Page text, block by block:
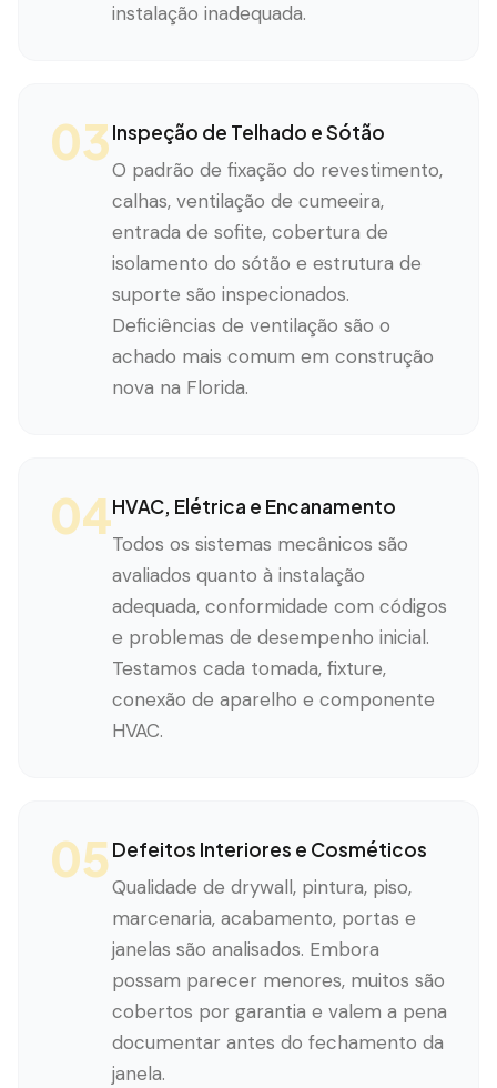
instalação inadequada.
03Inspeção de Telhado e Sótão
O padrão de fixação do revestimento,
calhas, ventilação de cumeeira,
entrada de sofite, cobertura de
isolamento do sótão e estrutura de
suporte são inspecionados.
Deficiências de ventilação são o
achado mais comum em construção
nova na Florida.
04HVAC, Elétrica e Encanamento
Todos os sistemas mecânicos são
avaliados quanto à instalação
adequada, conformidade com códigos
e problemas de desempenho inicial.
Testamos cada tomada, fixture,
conexão de aparelho e componente
HVAC.
05Defeitos Interiores e Cosméticos
Qualidade de drywall, pintura, piso,
marcenaria, acabamento, portas e
janelas são analisados. Embora
possam parecer menores, muitos são
cobertos por garantia e valem a pena
documentar antes do fechamento da
janela.